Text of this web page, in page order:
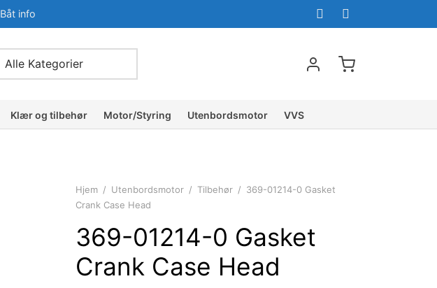
Båt info
Klær og tilbehør Motor/Styring Utenbordsmotor VVS
Hjem / Utenbordsmotor / Tilbehør / 369-01214-0 Gasket
Crank Case Head
369-01214-0 Gasket
Crank Case Head